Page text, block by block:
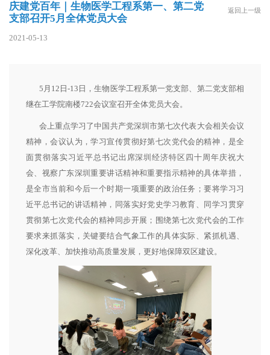
庆建党百年｜生物医学工程系第一、第二党
支部召开5月全体党员大会
2021-05-13
返回上一级
5月12日-13日，生物医学工程系第一党支部、第二党支部相
继在工学院南楼722会议室召开全体党员大会。
会上重点学习了中国共产党深圳市第七次代表大会相关会议
精神，会议认为，学习宣传贯彻好第七次党代会的精神，是全
面贯彻落实习近平总书记出席深圳经济特区四十周年庆祝大
会、视察广东深圳重要讲话精神和重要指示精神的具体举措，
是全市当前和今后一个时期一项重要的政治任务；要将学习习
近平总书记的讲话精神，同落实好党史学习教育、同学习贯穿
贯彻第七次党代会的精神同步开展；围绕第七次党代会的工作
要求来抓落实，关键要结合气象工作的具体实际、紧抓机遇、
深化改革、加快推动高质量发展，更好地保障双区建设。